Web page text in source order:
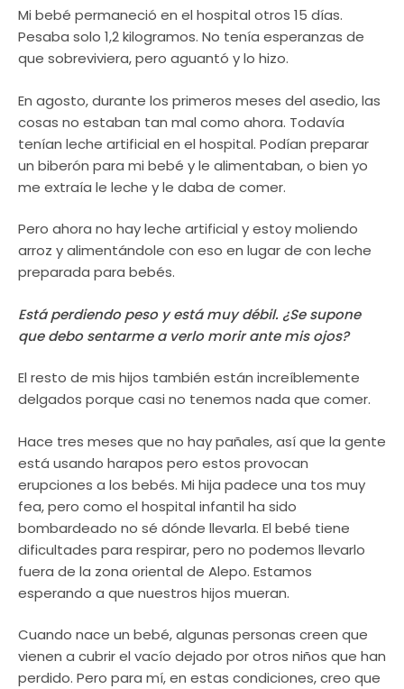
Mi bebé permaneció en el hospital otros 15 días.
Pesaba solo 1,2 kilogramos. No tenía esperanzas de
que sobreviviera, pero aguantó y lo hizo.
En agosto, durante los primeros meses del asedio, las
cosas no estaban tan mal como ahora. Todavía
tenían leche artificial en el hospital. Podían preparar
un biberón para mi bebé y le alimentaban, o bien yo
me extraía le leche y le daba de comer.
Pero ahora no hay leche artificial y estoy moliendo
arroz y alimentándole con eso en lugar de con leche
preparada para bebés.
Está perdiendo peso y está muy débil. ¿Se supone
que debo sentarme a verlo morir ante mis ojos?
El resto de mis hijos también están increíblemente
delgados porque casi no tenemos nada que comer.
Hace tres meses que no hay pañales, así que la gente
está usando harapos pero estos provocan
erupciones a los bebés. Mi hija padece una tos muy
fea, pero como el hospital infantil ha sido
bombardeado no sé dónde llevarla. El bebé tiene
dificultades para respirar, pero no podemos llevarlo
fuera de la zona oriental de Alepo. Estamos
esperando a que nuestros hijos mueran.
Cuando nace un bebé, algunas personas creen que
vienen a cubrir el vacío dejado por otros niños que han
perdido. Pero para mí, en estas condiciones, creo que